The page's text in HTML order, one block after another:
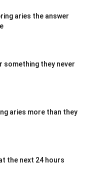
aries the answer
something they never
aries more than they
the next 24 hours